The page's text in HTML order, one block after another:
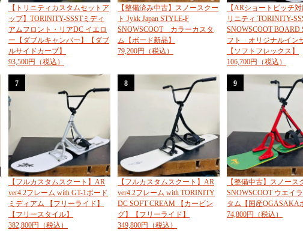
【トリニティカスタムセットア
ップ】TORINITY-SSSTミディ
アムフロント・リアDC イエロ
ー【ダブルキャンバー】【ダブ
ルサイドカーブ】
93,500円（税込）
【整備済み中古】スノースクー
ト Jykk Japan STYLE-F
SNOWSCOOT カラーカスタ
ム【ボード新品】
79,200円（税込）
【ARショートピッチ
リニティ TORINITY-
SNOWSCOOT BOARD
フト オリジナルイン
【ソフトフレックス】
106,700円（税込）
7
【フルカスタムスクート】AR
ver4.2フレーム with GT-1ボード
ミディアム 【フリーライド】
【フリースタイル】
382,800円（税込）
8
【フルカスタムスクート】AR
ver4.2フレーム with TORINITY
DC SOFT CREAM 【カービン
グ】【フリーライド】
349,800円（税込）
9
【整備中古】スノース
SNOWSCOOT ウエイ
タム【国産OGASAKA
74,800円（税込）